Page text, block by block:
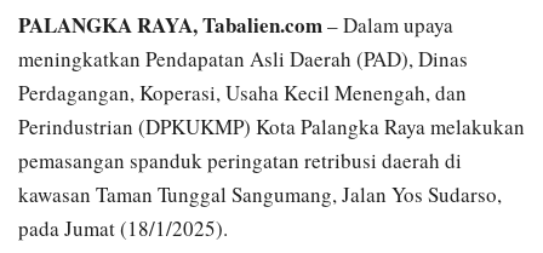
PALANGKA RAYA, Tabalien.com– Dalam upaya
meningkatkan Pendapatan Asli Daerah (PAD), Dinas
Perdagangan, Koperasi, Usaha Kecil Menengah, dan
Perindustrian (DPKUKMP) Kota Palangka Raya melakukan
pemasangan spanduk peringatan retribusi daerah di
kawasan Taman Tunggal Sangumang, Jalan Yos Sudarso,
pada Jumat (18/1/2025).